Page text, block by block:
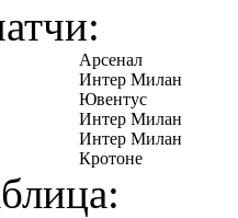
Арсенал
Интер Милан
Ювентус
Интер Милан
Интер Милан
Кротоне